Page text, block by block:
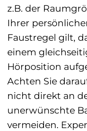
z.B. der
Ihrer
Faustregel gilt,
einem
Hörposition
Achten Sie
nicht direkt an
unerwünschte
vermeiden.